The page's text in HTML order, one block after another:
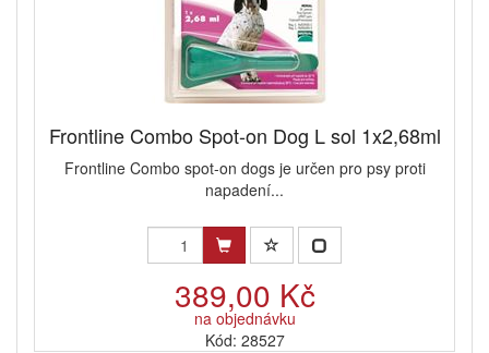
Frontline Combo Spot-on Dog L sol 1x2,68ml
Frontline Combo spot-on dogs je určen pro psy proti
napadení...
389,00 Kč
na objednávku
Kód: 28527